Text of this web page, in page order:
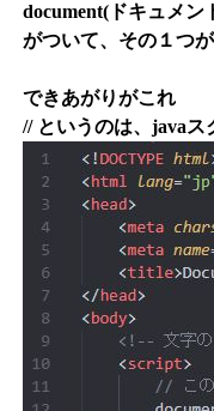
document(ドキュメ
がついて、その１つ
できあがりがこれ
// というのは、javaス